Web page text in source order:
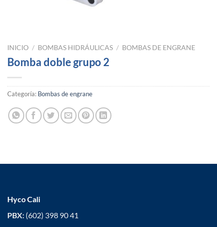
INICIO / BOMBAS HIDRÁULICAS / BOMBAS DE ENGRANE
Bomba doble grupo 2
Categoría: Bombas de engrane
Hyco Cali
PBX: (602) 398 90 41